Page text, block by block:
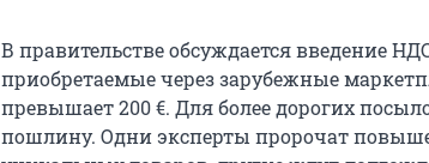
В правительстве обсуждается введение
приобретаемые через зарубежные
превышает200 €. Для более дорогих
пошлину. Одни эксперты пророчат